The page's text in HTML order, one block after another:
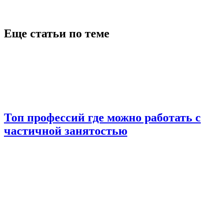
Еще статьи по теме
Топ профессий где можно работать с
частичной занятостью